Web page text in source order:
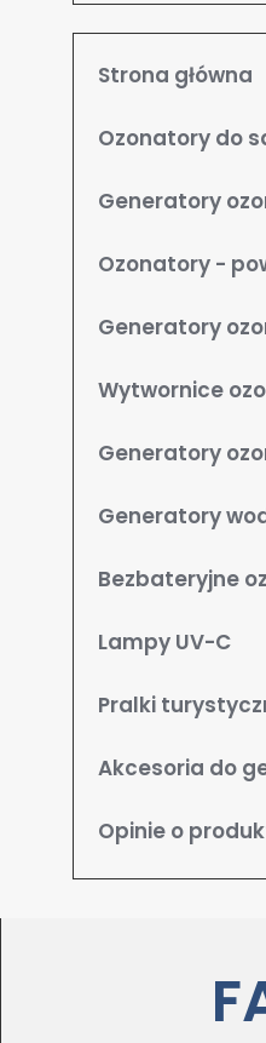
Strona główna
Ozonatory do
Generatory
Ozonatory -
Generatory
Wytwornice
Generatory
Generatory
Bezbateryjne
Lampy UV-C
Pralki
Akcesoria do
Opinie o